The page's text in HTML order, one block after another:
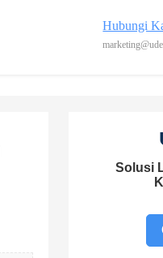
Hubungi
Solusi